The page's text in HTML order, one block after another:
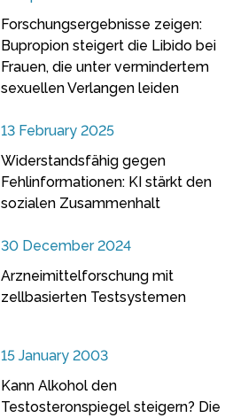
Forschungsergebnisse zeigen:
Bupropion steigert die Libido bei
Frauen, die unter vermindertem
sexuellen Verlangen leiden
13 February 2025
Widerstandsfähig gegen
Fehlinformationen: KI stärkt den
sozialen Zusammenhalt
30 December 2024
Arzneimittelforschung mit
zellbasierten Testsystemen
15 January 2003
Kann Alkohol den
Testosteronspiegel steigern? Die